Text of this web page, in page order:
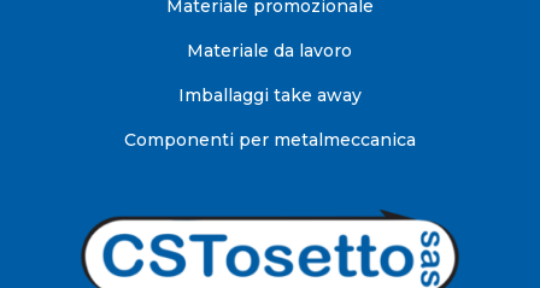
Materiale promozionale
Materiale da lavoro
Imballaggi take away
Componenti per metalmeccanica